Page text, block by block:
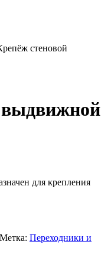
стеновой
выдвижной
для крепления
Метка: Переходники и